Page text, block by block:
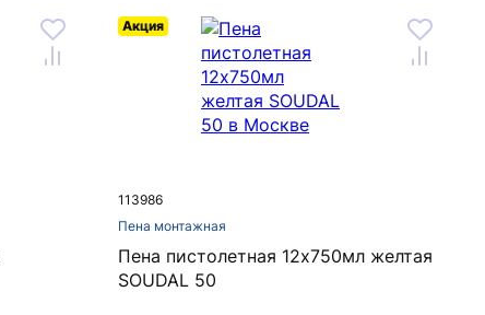
113986
Пена монтажная
Акция
Пена пистолетная 12х750мл желтая
SOUDAL 50